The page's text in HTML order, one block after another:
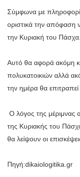
Σύμφωνα με
οριστικά την απόφαση
την Κυριακή του Πάσχα.
Αυτό θα αφορά ακόμη
πολυκατοικιών αλλά
την ημέρα θα
Ο λόγος της μέριμνας
της Κυριακής του
θα λείψουν οι
Πηγή:dikaiologitika.gr